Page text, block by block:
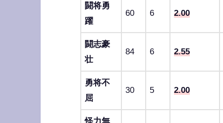
闘将勇
躍
60 6 2.00
闘志豪
壮
84 6 2.55
勇将不
屈
30 5 2.00
怪力無